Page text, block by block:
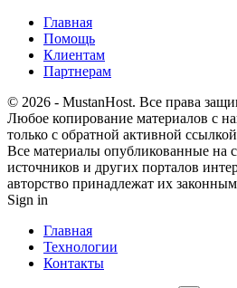
Главная
Помощь
Клиентам
Партнерам
© 2026 - MustanHost. Все права
Любое копирование материалов с
только с обратной активной
Все материалы опубликованные на
источников и других порталов
авторство принадлежат их
Sign in
Главная
Технологии
Контакты